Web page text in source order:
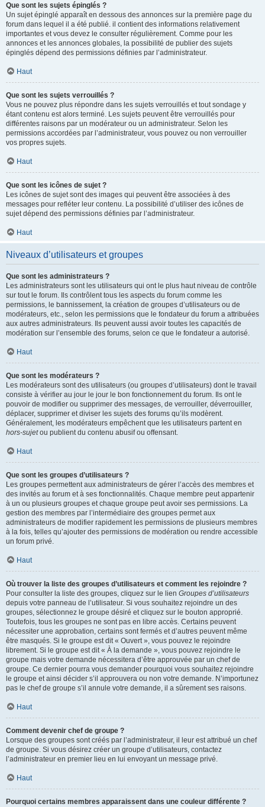
Que sont les sujets épinglés ?
Un sujet épinglé apparaît en dessous des annonces sur la première page du
forum dans lequel il a été publié. il contient des informations relativement
importantes et vous devez le consulter régulièrement. Comme pour les
annonces et les annonces globales, la possibilité de publier des sujets
épinglés dépend des permissions définies par l’administrateur.
Haut
Que sont les sujets verrouillés ?
Vous ne pouvez plus répondre dans les sujets verrouillés et tout sondage y
étant contenu est alors terminé. Les sujets peuvent être verrouillés pour
différentes raisons par un modérateur ou un administrateur. Selon les
permissions accordées par l’administrateur, vous pouvez ou non verrouiller
vos propres sujets.
Haut
Que sont les icônes de sujet ?
Les icônes de sujet sont des images qui peuvent être associées à des
messages pour refléter leur contenu. La possibilité d’utiliser des icônes de
sujet dépend des permissions définies par l’administrateur.
Haut
Niveaux d’utilisateurs et groupes
Que sont les administrateurs ?
Les administrateurs sont les utilisateurs qui ont le plus haut niveau de contrôle
sur tout le forum. Ils contrôlent tous les aspects du forum comme les
permissions, le bannissement, la création de groupes d’utilisateurs ou de
modérateurs, etc., selon les permissions que le fondateur du forum a attribuées
aux autres administrateurs. Ils peuvent aussi avoir toutes les capacités de
modération sur l’ensemble des forums, selon ce que le fondateur a autorisé.
Haut
Que sont les modérateurs ?
Les modérateurs sont des utilisateurs (ou groupes d’utilisateurs) dont le travail
consiste à vérifier au jour le jour le bon fonctionnement du forum. Ils ont le
pouvoir de modifier ou supprimer des messages, de verrouiller, déverrouiller,
déplacer, supprimer et diviser les sujets des forums qu’ils modèrent.
Généralement, les modérateurs empêchent que les utilisateurs partent en
hors-sujetou publient du contenu abusif ou offensant.
Haut
Que sont les groupes d’utilisateurs ?
Les groupes permettent aux administrateurs de gérer l’accès des membres et
des invités au forum et à ses fonctionnalités. Chaque membre peut appartenir
à un ou plusieurs groupes et chaque groupe peut avoir ses permissions. La
gestion des membres par l’intermédiaire des groupes permet aux
administrateurs de modifier rapidement les permissions de plusieurs membres
à la fois, telles qu’ajouter des permissions de modération ou rendre accessible
un forum privé.
Haut
Où trouver la liste des groupes d’utilisateurs et comment les rejoindre ?
Pour consulter la liste des groupes, cliquez sur le lien Groupes d’utilisateurs
depuis votre panneau de l’utilisateur. Si vous souhaitez rejoindre un des
groupes, sélectionnez le groupe désiré et cliquez sur le bouton approprié.
Toutefois, tous les groupes ne sont pas en libre accès. Certains peuvent
nécessiter une approbation, certains sont fermés et d’autres peuvent même
être masqués. Si le groupe est dit « Ouvert », vous pouvez le rejoindre
librement. Si le groupe est dit « À la demande », vous pouvez rejoindre le
groupe mais votre demande nécessitera d’être approuvée par un chef de
groupe. Ce dernier pourra vous demander pourquoi vous souhaitez rejoindre
le groupe et ainsi décider s’il approuvera ou non votre demande. N’importunez
pas le chef de groupe s’il annule votre demande, il a sûrement ses raisons.
Haut
Comment devenir chef de groupe ?
Lorsque des groupes sont créés par l’administrateur, il leur est attribué un chef
de groupe. Si vous désirez créer un groupe d’utilisateurs, contactez
l’administrateur en premier lieu en lui envoyant un message privé.
Haut
Pourquoi certains membres apparaissent dans une couleur différente ?